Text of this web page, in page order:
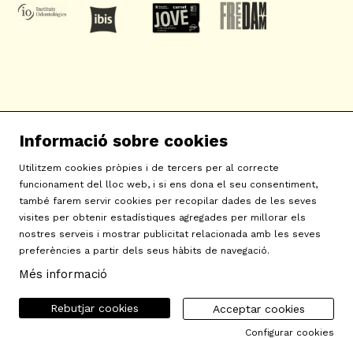
c/ Neopàtria, 54
08030 Barcelona
info@sat-teatre.cat | 933457930
Sitemap | Avís Legal | Ús de Cookies | Contactar
Política de privacitat | Declaració d'accessibilitat
Informació sobre cookies
Utilitzem cookies pròpies i de tercers per al correcte
funcionament del lloc web, i si ens dona el seu consentiment,
també farem servir cookies per recopilar dades de les seves
visites per obtenir estadístiques agregades per millorar els
nostres serveis i mostrar publicitat relacionada amb les seves
preferències a partir dels seus hàbits de navegació.
Més informació
Acceptar cookies
Rebutjar cookies
Configurar cookies